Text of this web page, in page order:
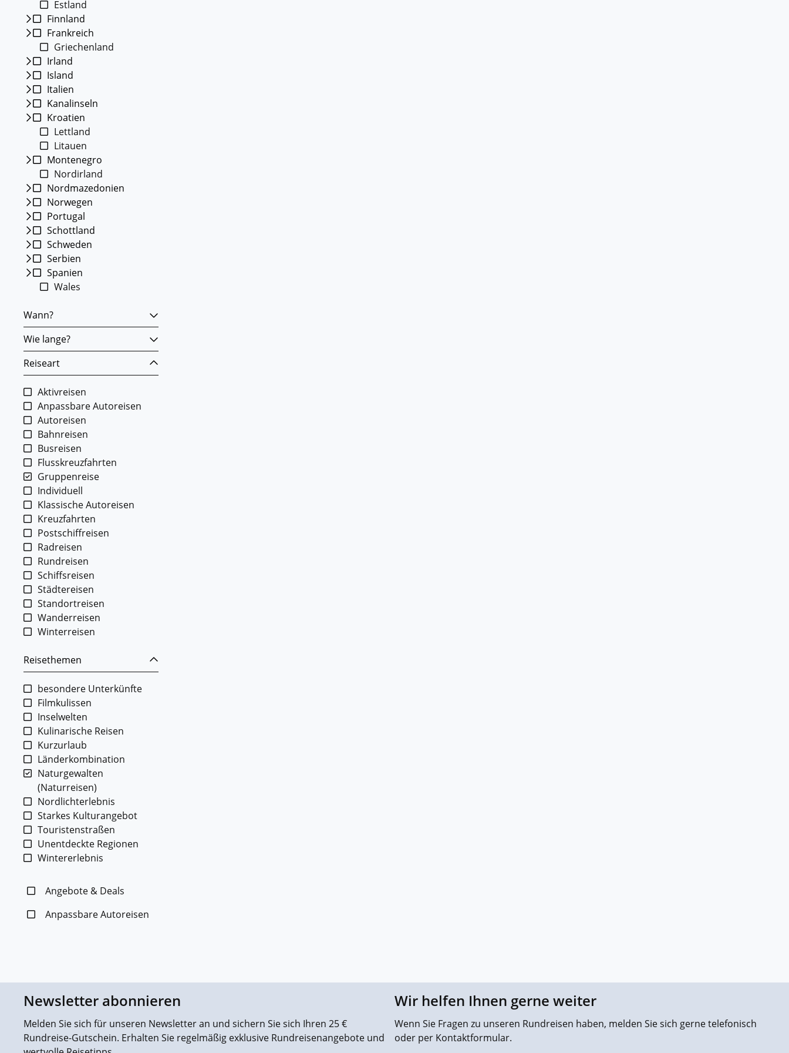
Estland
Finnland
Frankreich
Griechenland
Irland
Island
Italien
Kanalinseln
Kroatien
Lettland
Litauen
Montenegro
Nordirland
Nordmazedonien
Norwegen
Portugal
Schottland
Schweden
Serbien
Spanien
Wales
Wann?
Wie lange?
Reiseart
Aktivreisen
Anpassbare Autoreisen
Autoreisen
Bahnreisen
Busreisen
Flusskreuzfahrten
Gruppenreise
Individuell
Klassische Autoreisen
Kreuzfahrten
Postschiffreisen
Radreisen
Rundreisen
Schiffsreisen
Städtereisen
Standortreisen
Wanderreisen
Winterreisen
Reisethemen
besondere Unterkünfte
Filmkulissen
Inselwelten
Kulinarische Reisen
Kurzurlaub
Länderkombination
Naturgewalten
(Naturreisen)
Nordlichterlebnis
Starkes Kulturangebot
Touristenstraßen
Unentdeckte Regionen
Wintererlebnis
Angebote & Deals
Anpassbare Autoreisen
Newsletter abonnieren
Melden Sie sich für unseren Newsletter an und sichern Sie sich Ihren 25 €
Rundreise-Gutschein. Erhalten Sie regelmäßig exklusive Rundreisenangebote und
Wir helfen Ihnen gerne weiter
Wenn Sie Fragen zu unseren Rundreisen haben, melden Sie sich gerne telefonisch
oder per Kontaktformular.